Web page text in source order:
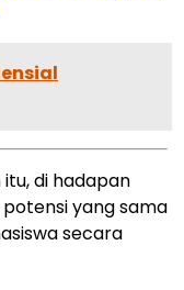
di hadapan
yang sama
secara